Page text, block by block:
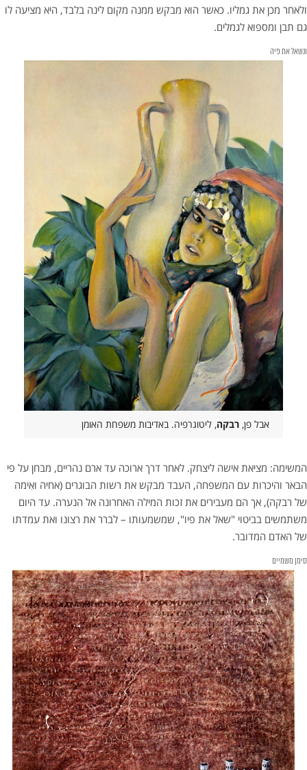
ולאחר מכן את גמליו. כאשר הוא מבקש ממנה מקום לינה בלבד, היא מציעה לו
גם תבן ומספוא לגמלים.
ונשאל את פיה
אבל פן, רבקה, ליטוגרפיה. באדיבות משפחת האומן
המשימה: מציאת אישה ליצחק. לאחר דרך ארוכה עד ארם נהריים, מבחן על פי
הבאר והיכרות עם המשפחה, העבד מבקש את רשות הבוגרים (אחיה ואִימה
של רבקה), אך הם מעבירים את זכות המילה האחרונה אל הנערה. עד היום
משתמשים בביטוי "שאל את פיו", שמשמעותו – לברר את רצונו ואת עמדתו
של האדם המדובר.
סימן משמיים